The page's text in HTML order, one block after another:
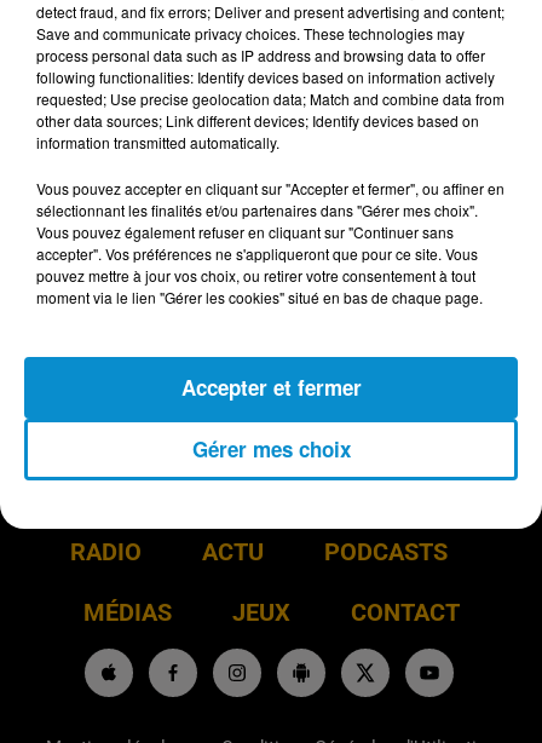
Bande annonce :
http://www.allocine.fr/video/
Toute cette semaine, Beur FM vous offre des places
pour le film Tazzeka.
Pour participer, envoyez ZAP au 71718 (65 centimes
hors coût d'envoi) !
RADIO ACTU PODCASTS
MÉDIAS JEUX CONTACT
detect fraud, and fix errors; Deliver and present advertising and content;
Save and communicate privacy choices. These technologies may
process personal data such as IP address and browsing data to offer
following functionalities: Identify devices based on information actively
requested; Use precise geolocation data; Match and combine data from
other data sources; Link different devices; Identify devices based on
information transmitted automatically.
Vous pouvez accepter en cliquant sur "Accepter et fermer", ou affiner en
sélectionnant les finalités et/ou partenaires dans "Gérer mes choix".
Vous pouvez également refuser en cliquant sur "Continuer sans
accepter". Vos préférences ne s'appliqueront que pour ce site. Vous
pouvez mettre à jour vos choix, ou retirer votre consentement à tout
moment via le lien "Gérer les cookies" situé en bas de chaque page.
Gérer mes choix
Accepter et fermer